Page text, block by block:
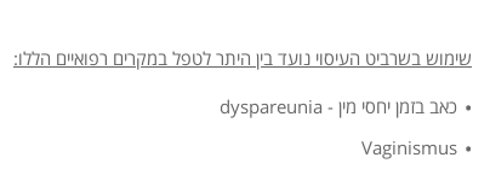
שימוש בשרביט העיסוי נועד בין היתר לטפל במקרים רפואיים הללו:
כאב בזמן יחסי מין - dyspareunia
Vaginismus